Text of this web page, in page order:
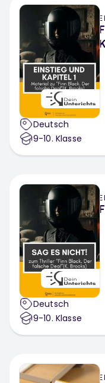
Deutsch
9-10. Klasse
Deutsch
9-10. Klasse